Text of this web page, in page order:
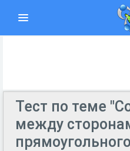
Тест по теме
между